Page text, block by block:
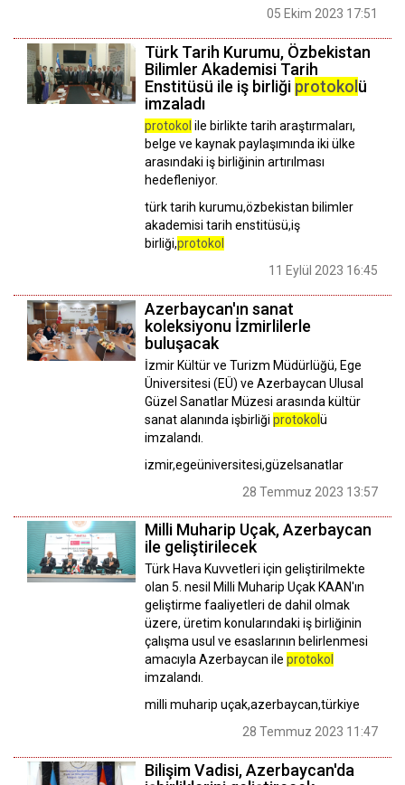
05 Ekim 2023 17:51
Türk Tarih Kurumu, Özbekistan
Bilimler Akademisi Tarih
Enstitüsü ile iş birliği protokolü
imzaladı
protokol ile birlikte tarih araştırmaları,
belge ve kaynak paylaşımında iki ülke
arasındaki iş birliğinin artırılması
hedefleniyor.
türk tarih kurumu,özbekistan bilimler
akademisi tarih enstitüsü,iş
birliği,protokol
11 Eylül 2023 16:45
Azerbaycan'ın sanat
koleksiyonu İzmirlilerle
buluşacak
İzmir Kültür ve Turizm Müdürlüğü, Ege
Üniversitesi (EÜ) ve Azerbaycan Ulusal
Güzel Sanatlar Müzesi arasında kültür
sanat alanında işbirliği protokolü
imzalandı.
izmir,egeüniversitesi,güzelsanatlar
28 Temmuz 2023 13:57
Milli Muharip Uçak, Azerbaycan
ile geliştirilecek
Türk Hava Kuvvetleri için geliştirilmekte
olan 5. nesil Milli Muharip Uçak KAAN'ın
geliştirme faaliyetleri de dahil olmak
üzere, üretim konularındaki iş birliğinin
çalışma usul ve esaslarının belirlenmesi
amacıyla Azerbaycan ile protokol
imzalandı.
milli muharip uçak,azerbaycan,türkiye
28 Temmuz 2023 11:47
Bilişim Vadisi, Azerbaycan'da